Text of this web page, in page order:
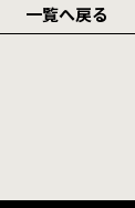
一覧へ戻る